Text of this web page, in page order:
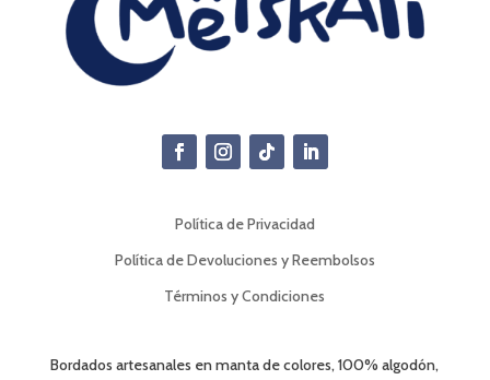
Política de Privacidad
Política de Devoluciones y Reembolsos
Términos y Condiciones
Bordados artesanales en manta de colores, 100% algodón,